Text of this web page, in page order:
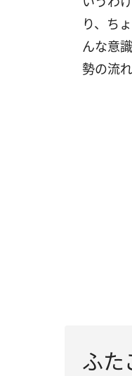
り、ち
んな意
勢の流
ふた